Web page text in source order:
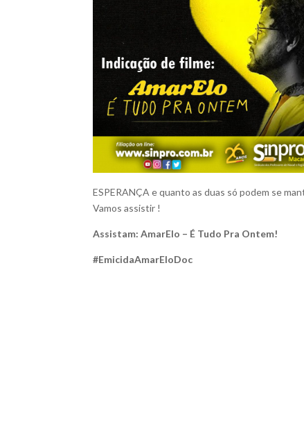
ESPERANÇA e quanto as duas só podem se
Vamos assistir !
Assistam: AmarElo – É Tudo Pra Ontem!
#EmicidaAmarEloDoc